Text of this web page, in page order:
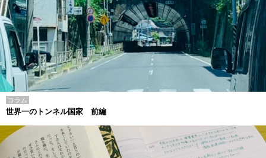
コラム
世界一のトンネル国家 前編